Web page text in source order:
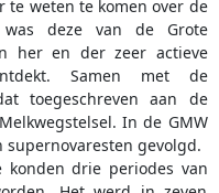
te weten te komen over de
was deze van de Grote
her en der zeer actieve
Samen met de
toegeschreven aan de
In de GMW
gevolgd.
drie periodes van